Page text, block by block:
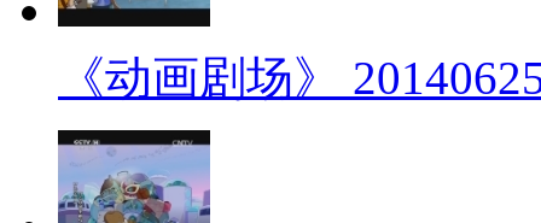
《动画剧场》